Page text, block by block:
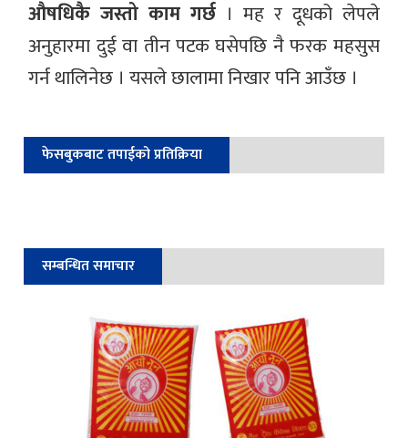
औषधिकै जस्तो काम गर्छ । मह र दूधको लेपले
अनुहारमा दुई वा तीन पटक घसेपछि नै फरक महसुस
गर्न थालिनेछ । यसले छालामा निखार पनि आउँछ ।
फेसबुकबाट तपाईको प्रतिक्रिया
सम्बन्धित समाचार